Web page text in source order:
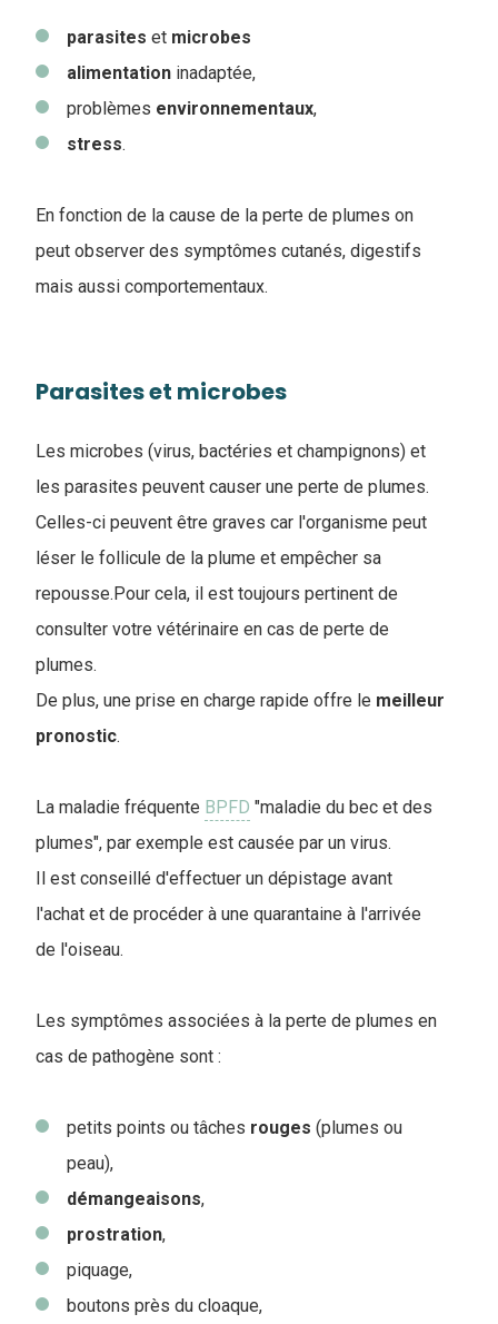
parasites et microbes
alimentation inadaptée,
problèmes environnementaux,
stress.
En fonction de la cause de la perte de plumes on
peut observer des symptômes cutanés, digestifs
mais aussi comportementaux.
Parasites et microbes
Les microbes (virus, bactéries et champignons) et
les parasites peuvent causer une perte de plumes.
Celles-ci peuvent être graves car l'organisme peut
léser le follicule de la plume et empêcher sa
repousse.Pour cela, il est toujours pertinent de
consulter votre vétérinaire en cas de perte de
plumes.
De plus, une prise en charge rapide offre le meilleur
pronostic.
La maladie fréquente BPFD "maladie du bec et des
plumes", par exemple est causée par un virus.
Il est conseillé d'effectuer un dépistage avant
l'achat et de procéder à une quarantaine à l'arrivée
de l'oiseau.
Les symptômes associées à la perte de plumes en
cas de pathogène sont :
petits points ou tâches rouges (plumes ou
peau),
démangeaisons,
prostration,
piquage,
boutons près du cloaque,